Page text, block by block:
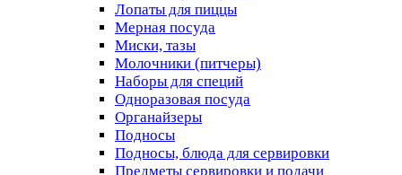
Лопаты для пиццы
Мерная посуда
Миски, тазы
Молочники (питчеры)
Наборы для специй
Одноразовая посуда
Органайзеры
Подносы
Подносы, блюда для сервировки
Предметы сервировки и подачи